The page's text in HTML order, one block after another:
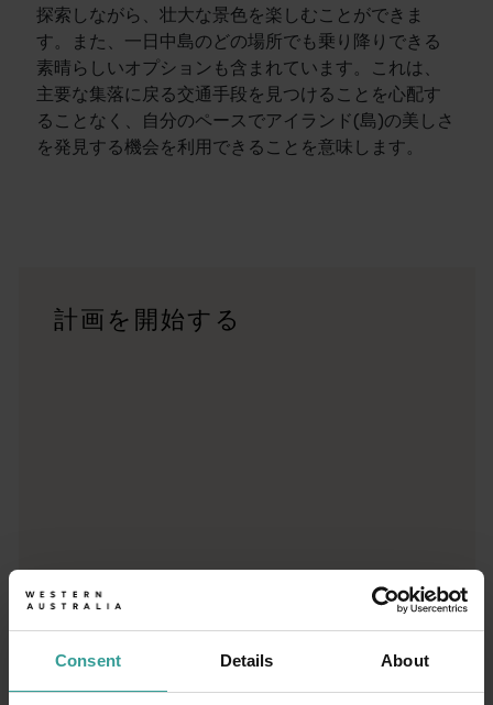
Consent Details About
探索しながら、壮大な景色を楽しむことができま
す。また、一日中島のどの場所でも乗り降りできる
素晴らしいオプションも含まれています。これは、
主要な集落に戻る交通手段を見つけることを心配す
ることなく、自分のペースでアイランド(島)の美しさ
を発見する機会を利用できることを意味します。
<p>あなたの旅のスタイルはどのようなものでしょうか？
計画を開始する